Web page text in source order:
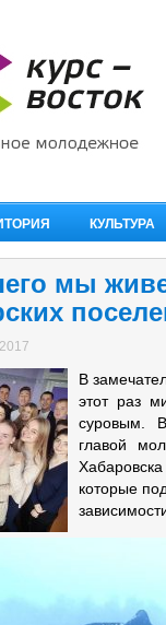
КУЛЬТУРА
мы
В
этот раз
суровым.
главой
которые